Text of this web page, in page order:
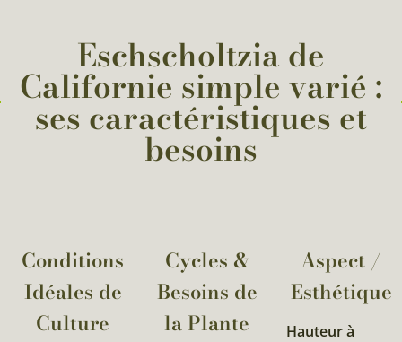
Eschscholtzia de
Californie simple varié :
ses caractéristiques et
besoins
Conditions
Idéales de
Culture
Cycles &
Besoins de
la Plante​
Aspect /
Esthétique
Hauteur à